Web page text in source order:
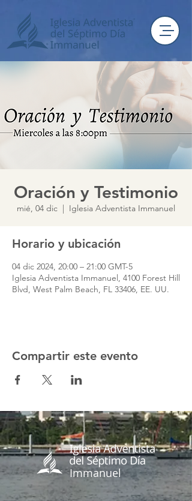
Oración y Testimonio
mié, 04 dic
  |
Iglesia Adventista Immanuel
Horario y ubicación
04 dic 2024, 20:00 – 21:00 GMT-5
Iglesia Adventista Immanuel, 4100 Forest Hill
Blvd, West Palm Beach, FL 33406, EE. UU.
Compartir este evento
Immanuel